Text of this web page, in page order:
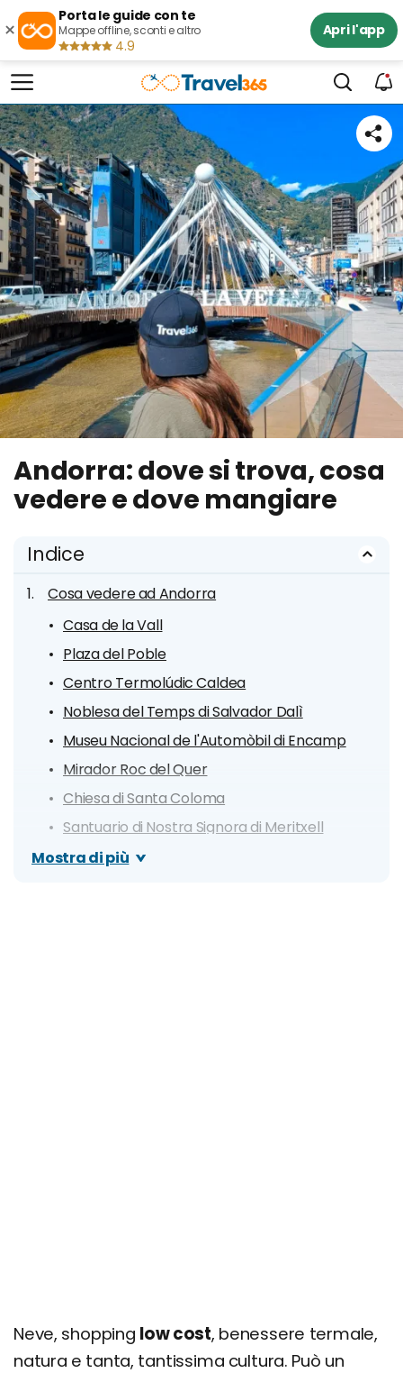
×
Porta le guide con te
Mappe offline, sconti e altro
4.9
Apri l'app
Andorra: dove si trova, cosa
vedere e dove mangiare
Indice
Cosa vedere ad Andorra
Casa de la Vall
Plaza del Poble
Centro Termolúdic Caldea
Noblesa del Temps di Salvador Dalì
Museu Nacional de l'Automòbil di Encamp
Mirador Roc del Quer
Chiesa di Santa Coloma
Santuario di Nostra Signora di Meritxell
Vallnord
Mostra di più
Neve, shopping low cost, benessere termale,
natura e tanta, tantissima cultura. Può un